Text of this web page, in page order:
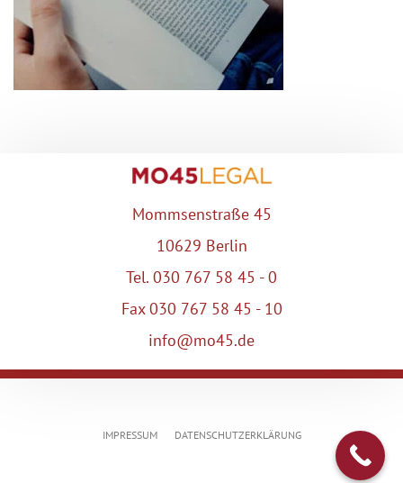
Mommsenstraße 45
10629 Berlin
Tel. 030 767 58 45 - 0
Fax 030 767 58 45 - 10
info@mo45.de
IMPRESSUM DATENSCHUTZERKLÄRUNG